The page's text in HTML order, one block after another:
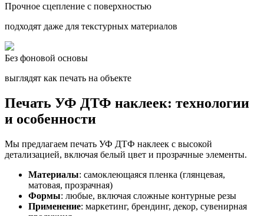
Прочное сцепление с поверхностью
подходят даже для текстурных материалов
Без фоновой основы
выглядят как печать на объекте
Печать УФ ДТФ наклеек: технологии
и особенности
Мы предлагаем печать УФ ДТФ наклеек с высокой
детализацией, включая белый цвет и прозрачные элементы.
Материалы: самоклеющаяся пленка (глянцевая,
матовая, прозрачная)
Формы: любые, включая сложные контурные резы
Применение: маркетинг, брендинг, декор, сувенирная